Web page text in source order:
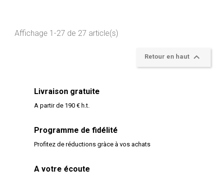
Affichage 1-27 de 27 article(s)
Retour en haut 
Livraison gratuite
A partir de 190 € h.t.
Programme de fidélité
Profitez de réductions gràce à vos achats
A votre écoute